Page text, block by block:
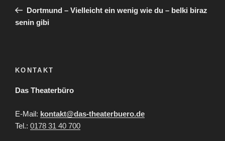
BeitragDortmund – Vielleicht ein wenig wie du – belki biraz
senin gibi
KONTAKT
Das Theaterbüro
E-Mail: kontakt@das-theaterbuero.de
Tel.: 0178 31 40 700